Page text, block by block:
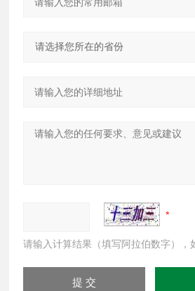
请输入计算结果（填写阿拉伯数字），